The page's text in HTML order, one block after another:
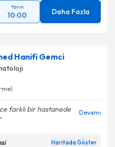
Yarın
10:00 Daha Fazla
Hanifi Gemci
farklı bir hastanede
Devamı
Haritada Göster